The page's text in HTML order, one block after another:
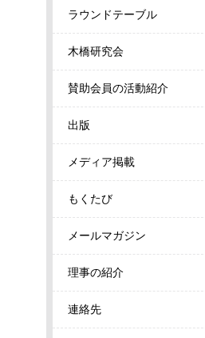
ラウンドテーブル
木橋研究会
賛助会員の活動紹介
出版
メディア掲載
もくたび
メールマガジン
理事の紹介
連絡先